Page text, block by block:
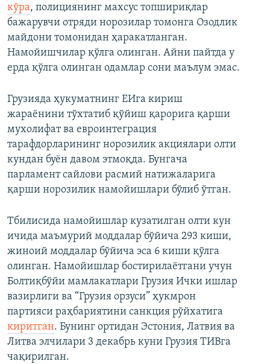
кўра, полициянинг махсус топшириқлар
бажарувчи отряди норозилар томонга Озодлик
майдони томонидан ҳаракатланган.
Намойишчилар қўлга олинган. Айни пайтда у
ерда қўлга олинган одамлар сони маълум эмас.
Грузияда ҳукуматнинг ЕИга кириш
жараёнини тўхтатиб қўйиш қарорига қарши
мухолифат ва евроинтеграция
тарафдорларининг норозилик акциялари олти
кундан буён давом этмоқда. Бунгача
парламент сайлови расмий натижаларига
қарши норозилик намойишлари бўлиб ўтган.
Тбилисида намойишлар кузатилган олти кун
ичида маъмурий моддалар бўйича 293 киши,
жиноий моддалар бўйича эса 6 киши қўлга
олинган. Намойишлар бостирилаётгани учун
Болтиқбўйи мамлакатлари Грузия Ички ишлар
вазирлиги ва “Грузия орзуси” ҳукмрон
партияси раҳбариятини санкция рўйхатига
киритган. Бунинг ортидан Эстония, Латвия ва
Литва элчилари 3 декабрь куни Грузия ТИВга
чақирилган.